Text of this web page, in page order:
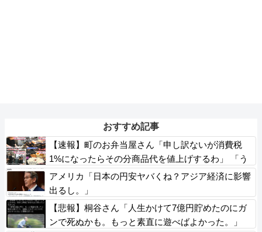
おすすめ記事
【速報】町のお弁当屋さん「申し訳ないが消費税
1%になったらその分商品代を値上げするわ」 「う
ちも！」
アメリカ「日本の円安ヤバくね？アジア経済に影響
出るし。」
【悲報】桐谷さん「人生かけて7億円貯めたのにガ
ンで死ぬかも。もっと素直に遊べばよかった。」